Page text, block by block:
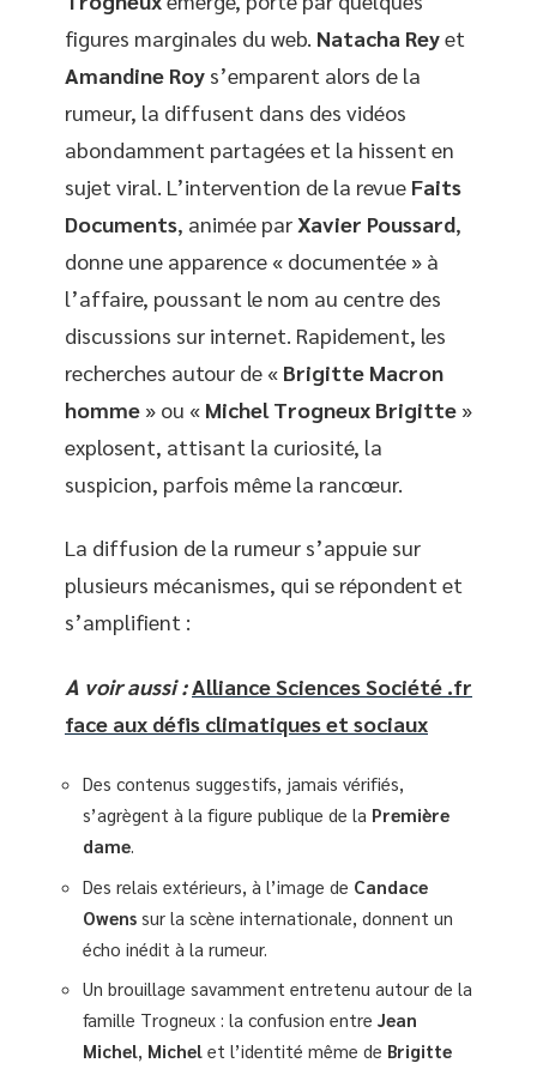
figures marginales du web. Natacha Reyet
Amandine Roy s’emparent alors de la
rumeur, la diffusent dans des vidéos
abondamment partagées et la hissent en
sujet viral. L’intervention de la revue Faits
Documents, animée par Xavier Poussard,
donne une apparence « documentée » à
l’affaire, poussant le nom au centre des
discussions sur internet. Rapidement, les
recherches autour de « Brigitte Macron
homme » ou « Michel Trogneux Brigitte »
explosent, attisant la curiosité, la
suspicion, parfois même la rancœur.
La diffusion de la rumeur s’appuie sur
plusieurs mécanismes, qui se répondent et
s’amplifient :
A voir aussi : Alliance Sciences Société .fr
face aux défis climatiques et sociaux
Des contenus suggestifs, jamais vérifiés,
s’agrègent à la figure publique de la Première
dame.
Des relais extérieurs, à l’image de Candace
Owens sur la scène internationale, donnent un
écho inédit à la rumeur.
Un brouillage savamment entretenu autour de la
famille Trogneux : la confusion entre Jean
Michel, Michel et l’identité même de Brigitte